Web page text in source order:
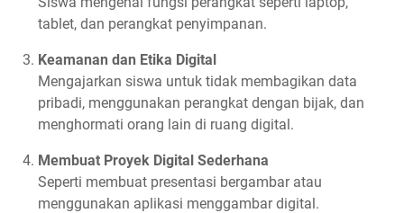
tablet, dan perangkat penyimpanan.
Keamanan dan Etika Digital
Mengajarkan siswa untuk tidak membagikan data
pribadi, menggunakan perangkat dengan bijak, dan
menghormati orang lain di ruang digital.
Membuat Proyek Digital Sederhana
Seperti membuat presentasi bergambar atau
menggunakan aplikasi menggambar digital.